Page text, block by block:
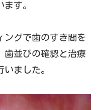
す。
ングで歯のすき間を
歯並びの確認と治療
ました。